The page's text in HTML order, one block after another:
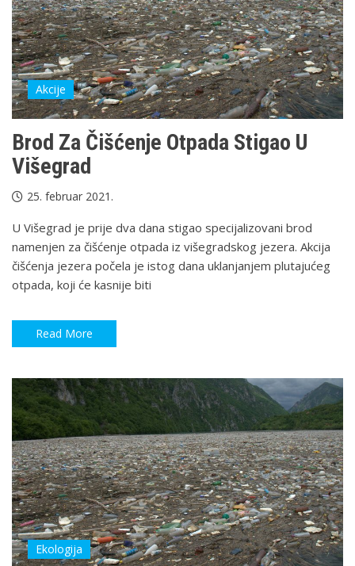
Akcije
Brod Za Čišćenje Otpada Stigao U
Višegrad
25. februar 2021.
U Višegrad je prije dva dana stigao specijalizovani brod
namenjen za čišćenje otpada iz višegradskog jezera. Akcija
čišćenja jezera počela je istog dana uklanjanjem plutajućeg
otpada, koji će kasnije biti
Read More
Ekologija